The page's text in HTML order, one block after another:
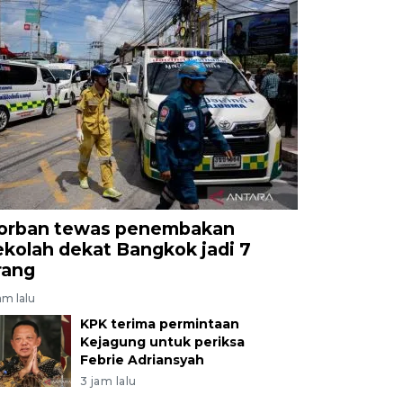
tewas penembakan
dekat Bangkok jadi 7
lalu
KPK terima permintaan
Kejagung untuk periksa
Febrie Adriansyah
3 jam lalu